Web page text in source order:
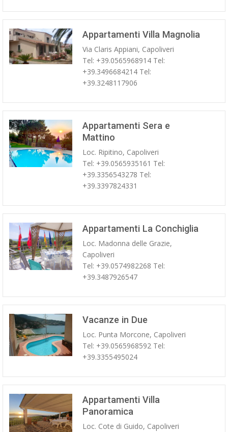
Appartamenti Villa Magnolia
Via Claris Appiani, Capoliveri
Tel: +39.0565968914 Tel:
+39.3496684214 Tel:
+39.3248117906
Appartamenti Sera e
Mattino
Loc. Ripitino, Capoliveri
Tel: +39.0565935161 Tel:
+39.3356543278 Tel:
+39.3397824331
Appartamenti La Conchiglia
Loc. Madonna delle Grazie,
Capoliveri
Tel: +39.0574982268 Tel:
+39.3487926547
Vacanze in Due
Loc. Punta Morcone, Capoliveri
Tel: +39.0565968592 Tel:
+39.3355495024
Appartamenti Villa
Panoramica
Loc. Cote di Guido, Capoliveri